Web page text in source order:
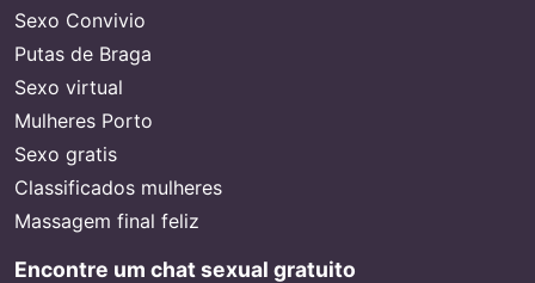
Sexo Convivio
Putas de Braga
Sexo virtual
Mulheres Porto
Sexo gratis
Classificados mulheres
Massagem final feliz
Encontre um chat sexual gratuito